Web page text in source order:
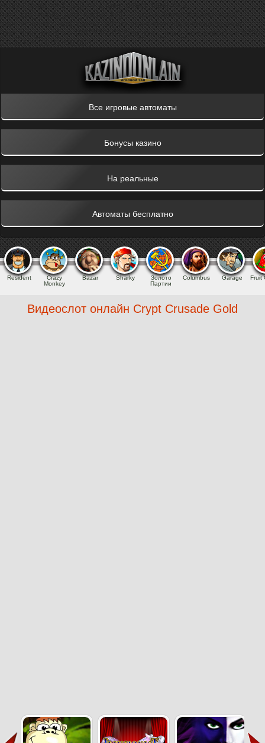
Array ( [png] => 1 [jpg] => 1 [use_direct_files] => 1
[use_ccs_minify_and_cache_kill] => assets/templates/main/css/
[use_js_minify_and_cache_kill] => assets/templates/main/jquery/
[last_time_mod] => 1595736063 [last_time_mod_humanible] => 2020-
07-26T04:01:03+00:00 )
Все игровые автоматы
Бонусы казино
На реальные
Автоматы бесплатно
Resident
Crazy
Monkey
Bazar Sharky
Золото
Партии
Columbus Garage Fruit
Видеослот онлайн Crypt Crusade Gold